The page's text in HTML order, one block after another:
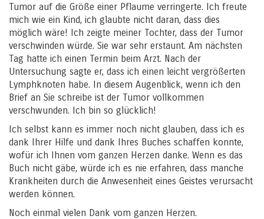
Tumor auf die Größe einer Pflaume verringerte. Ich freute
mich wie ein Kind, ich glaubte nicht daran, dass dies
möglich wäre! Ich zeigte meiner Tochter, dass der Tumor
verschwinden würde. Sie war sehr erstaunt. Am nächsten
Tag hatte ich einen Termin beim Arzt. Nach der
Untersuchung sagte er, dass ich einen leicht vergrößerten
Lymphknoten habe. In diesem Augenblick, wenn ich den
Brief an Sie schreibe ist der Tumor vollkommen
verschwunden. Ich bin so glücklich!
Ich selbst kann es immer noch nicht glauben, dass ich es
dank Ihrer Hilfe und dank Ihres Buches schaffen konnte,
wofür ich Ihnen vom ganzen Herzen danke. Wenn es das
Buch nicht gäbe, würde ich es nie erfahren, dass manche
Krankheiten durch die Anwesenheit eines Geistes verursacht
werden können.
Noch einmal vielen Dank vom ganzen Herzen.